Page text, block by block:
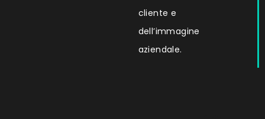
cliente e
dell’immagine
aziendale.